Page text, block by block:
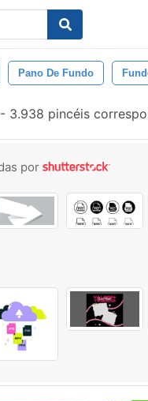
Pano De Fundo
- 3.938 pincéis
por